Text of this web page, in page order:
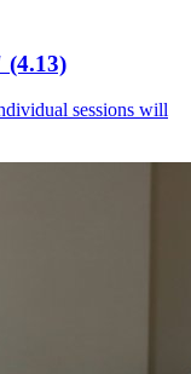
(4.13)
sessions will